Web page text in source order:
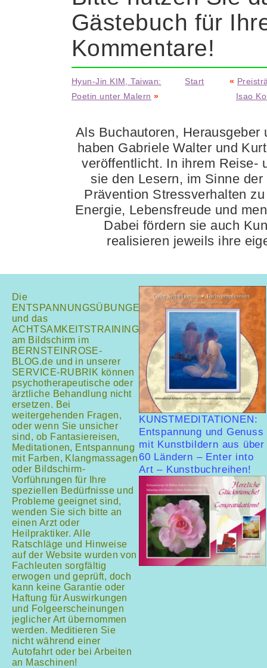
Gästebuch für
Kommentare!
Hyun-Jin KIM, Taiwan:
Poetin unter Malern »
Start «
Isao
Als Buchautoren, Herausgeber
haben Gabriele Walter und
veröffentlicht. In ihrem Reise-
sie den Lesern, im Sinne
Prävention Stressverhalten
Energie, Lebensfreude und
Dabei fördern sie auch
realisieren jeweils ihre
Die
ENTSPANNUNGSÜBUNGEN
und das
ACHTSAMKEITSTRAINING
am Bildschirm im
BERNSTEINROSE-
BLOG.de und in unserer
SERVICE-RUBRIK können
psychotherapeutische oder
ärztliche Behandlung nicht
ersetzen. Bei
weitergehenden Fragen,
oder wenn Sie unsicher
sind, ob Fantasiereisen,
Meditationen, Entspannung
mit Farben, Klangmassagen
oder Bildschirm-
Vorführungen für Ihre
speziellen Bedürfnisse und
Probleme geeignet sind,
wenden Sie sich bitte an
einen Arzt oder
Heilpraktiker. Alle
Ratschläge und Hinweise
auf der Website wurden von
Fachleuten sorgfältig
erwogen und geprüft, doch
kann keine Garantie oder
Haftung für Auswirkungen
und Folgeerscheinungen
jeglicher Art übernommen
werden. Meditieren Sie
nicht während einer
Autofahrt oder bei Arbeiten
an Maschinen!
KUNSTMEDITATIONEN:
Entspannung und Genuss
mit Kunstbildern aus über
60 Ländern – Enter into
Art – Kunstbuchreihen!